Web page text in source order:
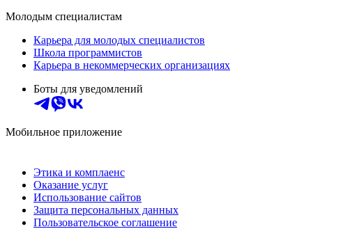
Молодым специалистам
Карьера для молодых специалистов
Школа программистов
Карьера в некоммерческих организациях
Боты для уведомлений
Мобильное приложение
Этика и комплаенс
Оказание услуг
Использование сайтов
Защита персональных данных
Пользовательское соглашение